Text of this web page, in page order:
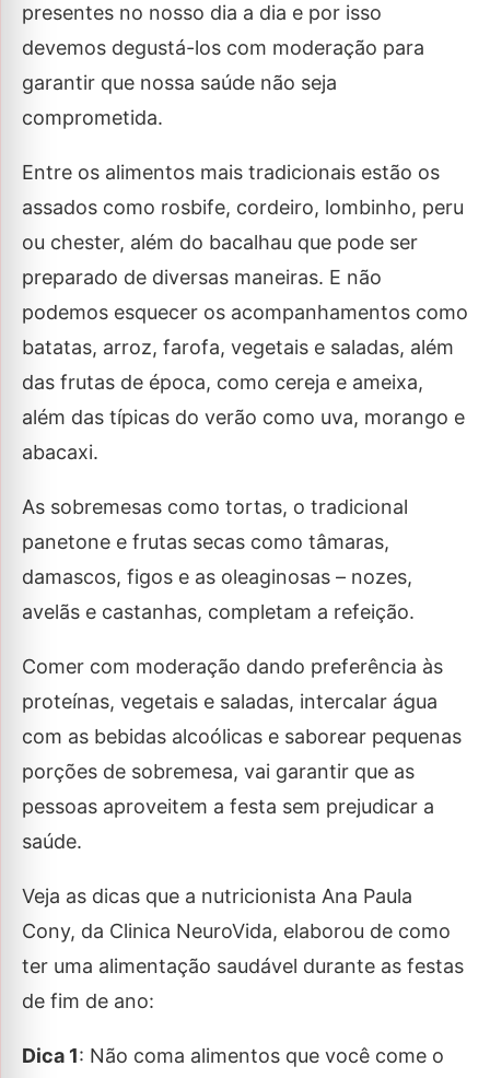
presentes no nosso dia a dia e por isso
devemos degustá-los com moderação para
garantir que nossa saúde não seja
comprometida.
Entre os alimentos mais tradicionais estão os
assados como rosbife, cordeiro, lombinho, peru
ou chester, além do bacalhau que pode ser
preparado de diversas maneiras. E não
podemos esquecer os acompanhamentos como
batatas, arroz, farofa, vegetais e saladas, além
das frutas de época, como cereja e ameixa,
além das típicas do verão como uva, morango e
abacaxi.
As sobremesas como tortas, o tradicional
panetone e frutas secas como tâmaras,
damascos, figos e as oleaginosas – nozes,
avelãs e castanhas, completam a refeição.
Comer com moderação dando preferência às
proteínas, vegetais e saladas, intercalar água
com as bebidas alcoólicas e saborear pequenas
porções de sobremesa, vai garantir que as
pessoas aproveitem a festa sem prejudicar a
saúde.
Veja as dicas que a nutricionista Ana Paula
Cony, da Clinica NeuroVida, elaborou de como
ter uma alimentação saudável durante as festas
de fim de ano:
Dica 1: Não coma alimentos que você come o